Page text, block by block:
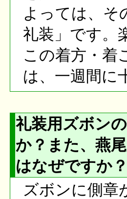
よっては、そ
礼装」です。
この着方・着
は、一週間に
礼装用ズボン
か？また、燕
はなぜですか
ズボンに側章